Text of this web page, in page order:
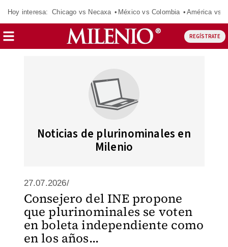
Hoy interesa: Chicago vs Necaxa México vs Colombia América vs
REGÍSTRATE
Noticias de plurinominales en
Milenio
27.07.2026/
Consejero del INE propone
que plurinominales se voten
en boleta independiente como
en los años...